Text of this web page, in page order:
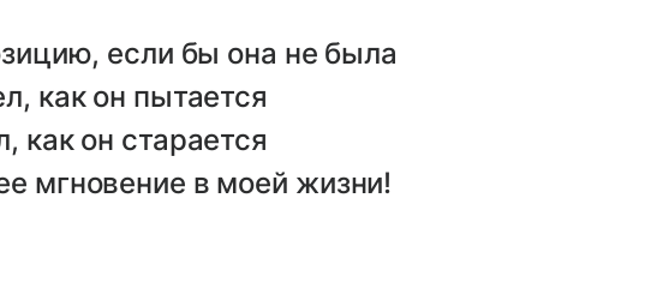
если бы она не была
как он пытается
как он старается
мгновение в моей жизни!